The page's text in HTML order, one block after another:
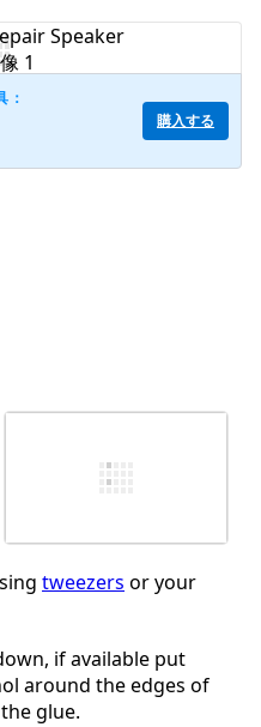
：
購入する
tweezers or your
if available put
around the edges of
glue.